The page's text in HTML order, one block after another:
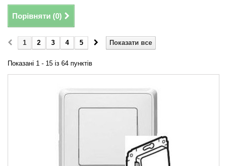
Порівняти (0)
Показати все
1 2 3 4 5
Показані 1 - 15 із 64 пунктів